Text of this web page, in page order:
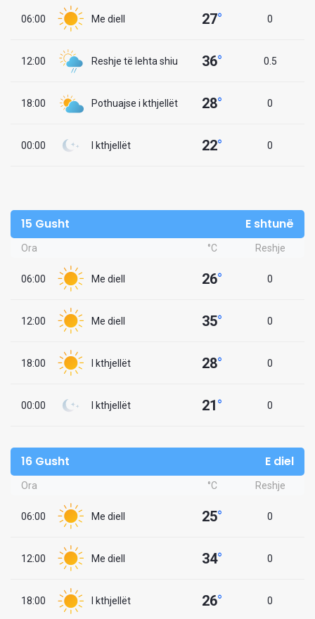
06:00 Me diell 27° 0
12:00 Reshje të lehta shiu 36° 0.5
18:00 Pothuajse i kthjellët 28° 0
00:00 I kthjellët 22° 0
15 Gusht E shtunë
Ora °C Reshje
06:00 Me diell 26° 0
12:00 Me diell 35° 0
18:00 I kthjellët 28° 0
00:00 I kthjellët 21° 0
16 Gusht E diel
Ora °C Reshje
06:00 Me diell 25° 0
12:00 Me diell 34° 0
18:00 I kthjellët 26° 0